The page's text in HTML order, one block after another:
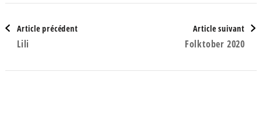
Navigation
d'article
Article précédent
Lili
Article suivant
Folktober 2020